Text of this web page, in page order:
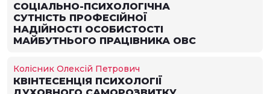
СОЦІАЛЬНО-ПСИХОЛОГІЧНА
СУТНІСТЬ ПРОФЕСІЙНОЇ
НАДІЙНОСТІ ОСОБИСТОСТІ
МАЙБУТНЬОГО ПРАЦІВНИКА ОВС
Колісник Олексій Петрович
КВІНТЕСЕНЦІЯ ПСИХОЛОГІЇ